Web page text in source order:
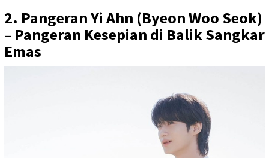
2. Pangeran Yi Ahn (Byeon Woo Seok)
– Pangeran Kesepian di Balik Sangkar
Emas